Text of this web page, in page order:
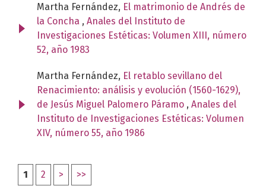
Martha Fernández, El matrimonio de Andrés de
la Concha , Anales del Instituto de
Investigaciones Estéticas: Volumen XIII, número
52, año 1983
Martha Fernández, El retablo sevillano del
Renacimiento: análisis y evolución (1560-1629),
de Jesús Miguel Palomero Páramo , Anales del
Instituto de Investigaciones Estéticas: Volumen
XIV, número 55, año 1986
1 2 > >>